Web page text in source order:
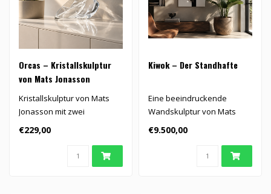
Orcas – Kristallskulptur
von Mats Jonasson
Kristallskulptur von Mats
Jonasson mit zwei
transparenten Orcas, die
sich anmuti..
€229,00
Kiwok – Der Standhafte
Eine beeindruckende
Wandskulptur von Mats
Jonasson, in der Kristall und
Eisen zu..
€9.500,00